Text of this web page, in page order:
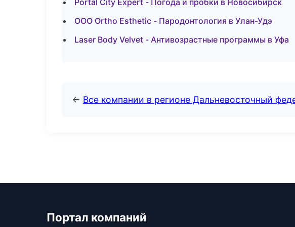
Portal City Expert - Погода и пробки в Новосибирск
ООО Ortho Esthetic - Пародонтология в Улан-Удэ
Laser Body Velvet - Антивозрастные программы в Уфа
← Все компании в регионе Дальневосточный
Портал компаний